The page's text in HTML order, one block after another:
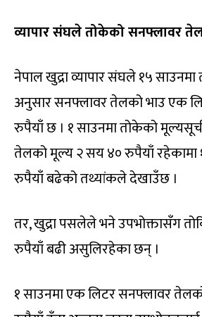
व्यापार संघले तोकेको सनफ्लावर
नेपाल खुद्रा व्यापार संघले १५
अनुसार सनफ्लावर तेलको भाउ एक
रुपैयाँ छ । १ साउनमा तोकेको
तेलको मूल्य २ सय ४० रुपैयाँ रहेकामा
रुपैयाँ बढेको तथ्यांकले देखाउँछ ।
तर, खुद्रा पसलेले भने उपभोक्तासँग
रुपैयाँ बढी असुलिरहेका छन् ।
१ साउनमा एक लिटर सनफ्लावर